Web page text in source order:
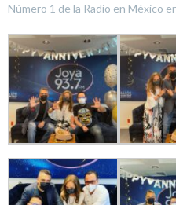
Número 1 de la Radio en México